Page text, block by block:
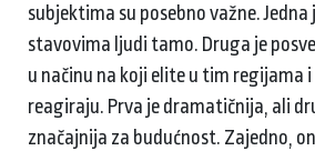
subjektima su posebno važne. Jedna
stavovima ljudi tamo. Druga je
u načinu na koji elite u tim regijama
reagiraju. Prva je dramatičnija, ali
značajnija za budućnost. Zajedno,